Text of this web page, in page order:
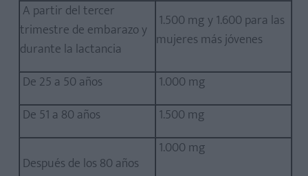
A partir del tercer
trimestre de embarazo y
durante la lactancia
1.500 mg y 1.600 para las
mujeres más jóvenes
De 25 a 50 años
1.000 mg
De 51 a 80 años
1.500 mg
Después de los 80 años
1.000 mg